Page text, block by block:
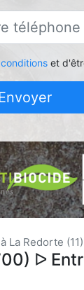
conditionset
La Redorte (11)
ᐅ